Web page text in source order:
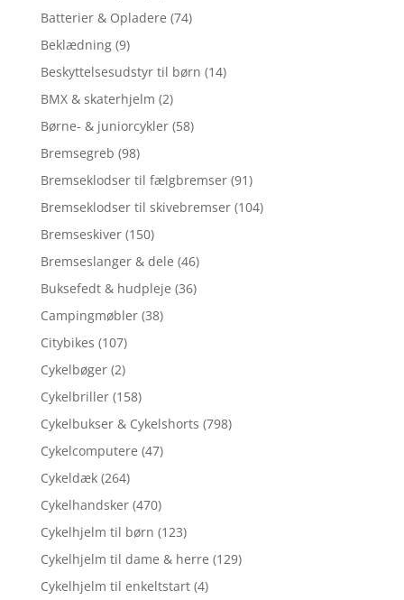
Batterier & Opladere (74)
Beklædning (9)
Beskyttelsesudstyr til børn (14)
BMX & skaterhjelm (2)
Børne- & juniorcykler (58)
Bremsegreb (98)
Bremseklodser til fælgbremser (91)
Bremseklodser til skivebremser (104)
Bremseskiver (150)
Bremseslanger & dele (46)
Buksefedt & hudpleje (36)
Campingmøbler (38)
Citybikes (107)
Cykelbøger (2)
Cykelbriller (158)
Cykelbukser & Cykelshorts (798)
Cykelcomputere (47)
Cykeldæk (264)
Cykelhandsker (470)
Cykelhjelm til børn (123)
Cykelhjelm til dame & herre (129)
Cykelhjelm til enkeltstart (4)